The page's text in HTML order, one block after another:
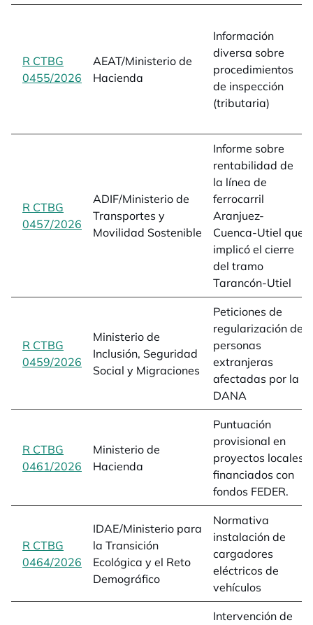
R CTBG
0455/2026 opens in a new tab
AEAT/Ministerio de
Hacienda
Información
diversa sobre
procedimientos
de inspección
(tributaria)
R CTBG
0457/2026 opens in a new tab
ADIF/Ministerio de
Transportes y
Movilidad Sostenible
Informe sobre
rentabilidad de
la línea de
ferrocarril
Aranjuez-
Cuenca-Utiel que
implicó el cierre
del tramo
Tarancón-Utiel
R CTBG
0459/2026 opens in a new tab
Ministerio de
Inclusión, Seguridad
Social y Migraciones
Peticiones de
regularización de
personas
extranjeras
afectadas por la
DANA
R CTBG
0461/2026 opens in a new tab
Ministerio de
Hacienda
Puntuación
provisional en
proyectos locales
financiados con
fondos FEDER.
R CTBG
0464/2026 opens in a new tab
IDAE/Ministerio para
la Transición
Ecológica y el Reto
Demográfico
Normativa
instalación de
cargadores
eléctricos de
vehículos
Intervención de